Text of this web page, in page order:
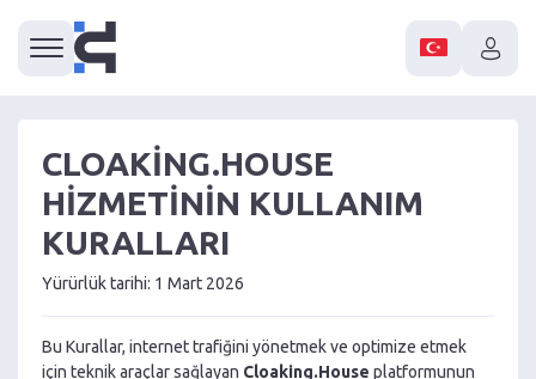
CLOAKING.HOUSE
HIZMETININ KULLANIM
KURALLARI
Yürürlük tarihi: 1 Mart 2026
Bu Kurallar, internet trafiğini yönetmek ve optimize etmek
için teknik araçlar sağlayan Cloaking.House platformunun